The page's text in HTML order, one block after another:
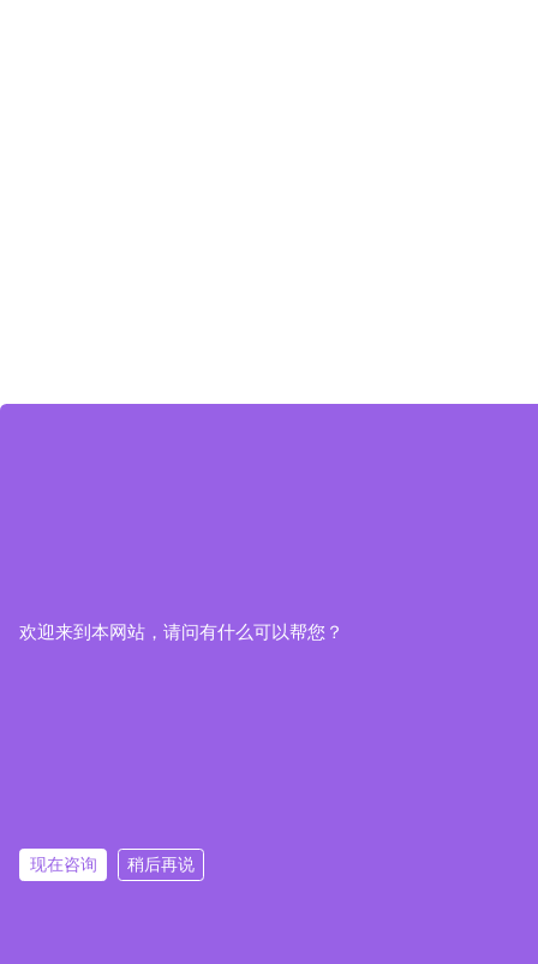
欢迎来到本网站，请问有什么可以帮您？
现在咨询 稍后再说